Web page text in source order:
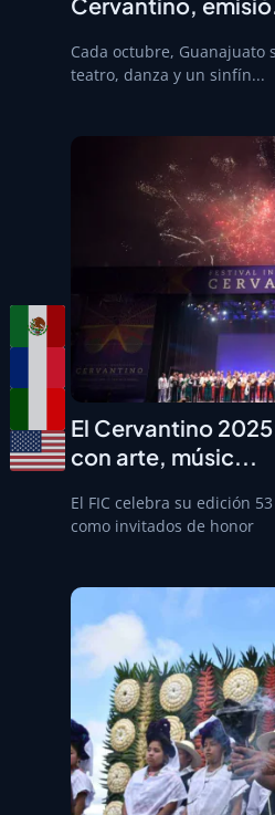
Cada octubre, Guanajuato
teatro, danza y un sinfín...
El Cervantino
con arte, músic...
El FIC celebra su edición
como invitados de honor